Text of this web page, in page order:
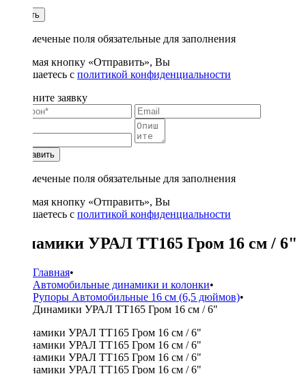
Купить
* - отмеченые поля обязательные для заполнения
Нажимая кнопку «Отправить», Вы
соглашаетесь с политикой конфиденциальности
Заполните заявку
Отправить
* - отмеченые поля обязательные для заполнения
Нажимая кнопку «Отправить», Вы
соглашаетесь с политикой конфиденциальности
Динамики УРАЛ ТТ165 Гром 16 см / 6"
Главная•
Автомобильные динамики и колонки•
Рупоры Автомобильные 16 см (6,5 дюймов)•
Динамики УРАЛ ТТ165 Гром 16 см / 6"